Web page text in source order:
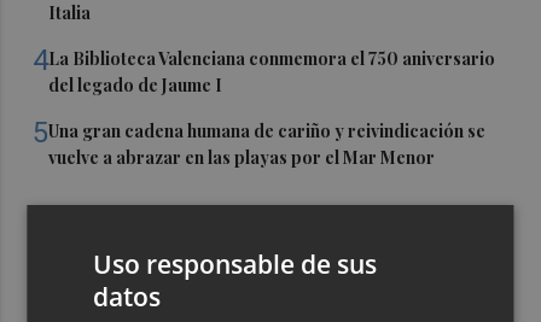
Italia
4La Biblioteca Valenciana conmemora el 750 aniversario
del legado de Jaume I
5Una gran cadena humana de cariño y reivindicación se
vuelve a abrazar en las playas por el Mar Menor
Uso responsable de sus
datos